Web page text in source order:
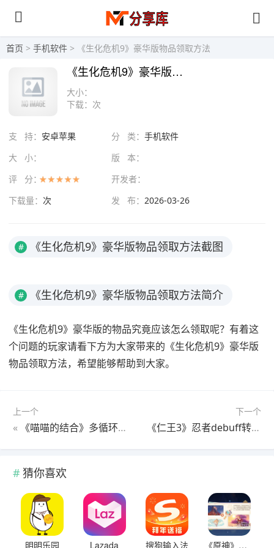
首页 > 手机软件 > 《生化危机9》豪华版物品领取方法
大小：
下载： 次
《生化危机9》豪华版物品领取方法
支 持： 安卓苹果 分 类： 手机软件
大 小：
版 本：
评 分：
开发者：
下载量： 次 发 布： 2026-03-26
# 《生化危机9》豪华版物品领取方法截图
# 《生化危机9》豪华版物品领取方法简介
《生化危机9》豪华版的物品究竟应该怎么领取呢？有着这
个问题的玩家请看下方为大家带来的《生化危机9》豪华版
物品领取方法，希望能够帮助到大家。
上一个
« 《喵喵的结合》多循环配种思路
下一个
《仁王3》忍者debuff转移玩法分享
猜你喜欢
明明乐园 Lazada 搜狗输入法 《原神》提瓦特忆画雪幕前事第四天拍照点位介绍